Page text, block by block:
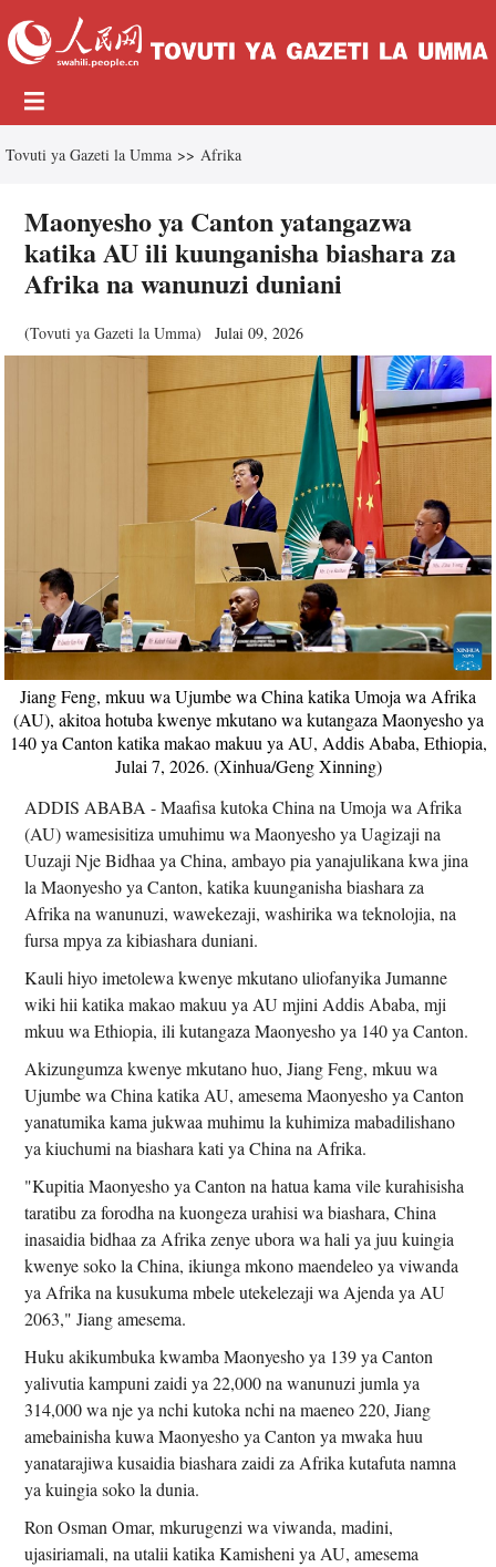
Tovuti ya Gazeti la Umma >> Afrika
Maonyesho ya Canton yatangazwa
katika AU ili kuunganisha biashara za
Afrika na wanunuzi duniani
(Tovuti ya Gazeti la Umma) Julai 09, 2026
Jiang Feng, mkuu wa Ujumbe wa China katika Umoja wa Afrika
(AU), akitoa hotuba kwenye mkutano wa kutangaza Maonyesho ya
140 ya Canton katika makao makuu ya AU, Addis Ababa, Ethiopia,
Julai 7, 2026. (Xinhua/Geng Xinning)
ADDIS ABABA - Maafisa kutoka China na Umoja wa Afrika
(AU) wamesisitiza umuhimu wa Maonyesho ya Uagizaji na
Uuzaji Nje Bidhaa ya China, ambayo pia yanajulikana kwa jina
la Maonyesho ya Canton, katika kuunganisha biashara za
Afrika na wanunuzi, wawekezaji, washirika wa teknolojia, na
fursa mpya za kibiashara duniani.
Kauli hiyo imetolewa kwenye mkutano uliofanyika Jumanne
wiki hii katika makao makuu ya AU mjini Addis Ababa, mji
mkuu wa Ethiopia, ili kutangaza Maonyesho ya 140 ya Canton.
Akizungumza kwenye mkutano huo, Jiang Feng, mkuu wa
Ujumbe wa China katika AU, amesema Maonyesho ya Canton
yanatumika kama jukwaa muhimu la kuhimiza mabadilishano
ya kiuchumi na biashara kati ya China na Afrika.
"Kupitia Maonyesho ya Canton na hatua kama vile kurahisisha
taratibu za forodha na kuongeza urahisi wa biashara, China
inasaidia bidhaa za Afrika zenye ubora wa hali ya juu kuingia
kwenye soko la China, ikiunga mkono maendeleo ya viwanda
ya Afrika na kusukuma mbele utekelezaji wa Ajenda ya AU
2063," Jiang amesema.
Huku akikumbuka kwamba Maonyesho ya 139 ya Canton
yalivutia kampuni zaidi ya 22,000 na wanunuzi jumla ya
314,000 wa nje ya nchi kutoka nchi na maeneo 220, Jiang
amebainisha kuwa Maonyesho ya Canton ya mwaka huu
yanatarajiwa kusaidia biashara zaidi za Afrika kutafuta namna
ya kuingia soko la dunia.
Ron Osman Omar, mkurugenzi wa viwanda, madini,
ujasiriamali, na utalii katika Kamisheni ya AU, amesema